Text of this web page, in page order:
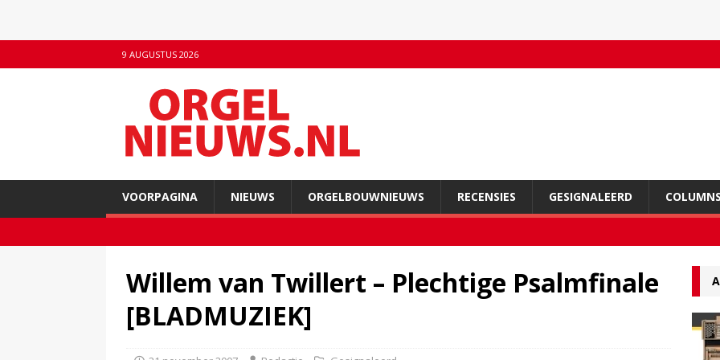
9 AUGUSTUS 2026
VOORPAGINA NIEUWS ORGELBOUWNIEUWS RECENSIES GESIGNALEERD
Willem van Twillert – Plechtige Psalmfinale
[BLADMUZIEK]